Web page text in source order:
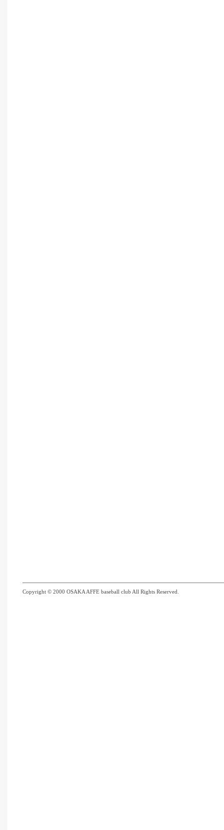
Copyright © 2000 OSAKA AFFE baseball club All Rights Reserved.